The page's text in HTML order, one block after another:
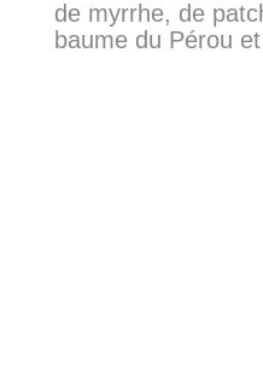
de myrrhe, de
baume du Pérou